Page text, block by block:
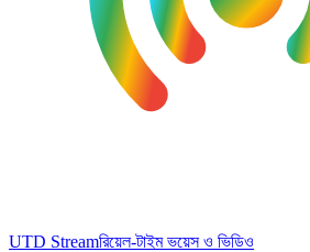
UTD Streamরিয়েল-টাইম ভয়েস ও ভিডিও